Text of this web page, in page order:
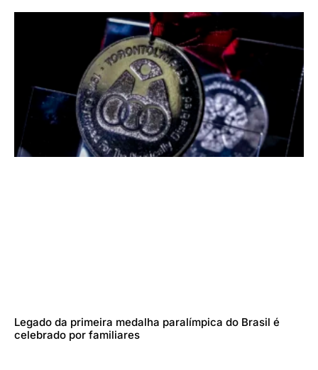
Legado da primeira medalha paralímpica do Brasil é
celebrado por familiares